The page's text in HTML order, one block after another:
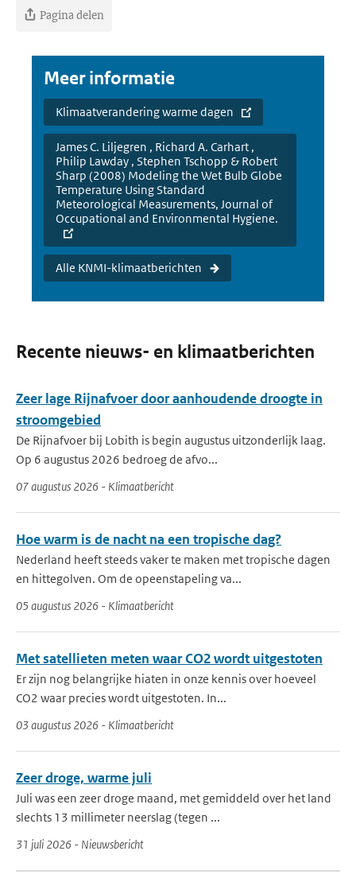
Pagina delen
Meer informatie
Klimaatverandering warme dagen
James C. Liljegren , Richard A. Carhart ,
Philip Lawday , Stephen Tschopp & Robert
Sharp (2008) Modeling the Wet Bulb Globe
Temperature Using Standard
Meteorological Measurements, Journal of
Occupational and Environmental Hygiene.
Alle KNMI-klimaatberichten
Recente nieuws- en klimaatberichten
Zeer lage Rijnafvoer door aanhoudende droogte in
stroomgebied
De Rijnafvoer bij Lobith is begin augustus uitzonderlijk laag.
Op 6 augustus 2026 bedroeg de afvo...
07 augustus 2026 - Klimaatbericht
Hoe warm is de nacht na een tropische dag?
Nederland heeft steeds vaker te maken met tropische dagen
en hittegolven. Om de opeenstapeling va...
05 augustus 2026 - Klimaatbericht
Met satellieten meten waar CO2 wordt uitgestoten
Er zijn nog belangrijke hiaten in onze kennis over hoeveel
CO2 waar precies wordt uitgestoten. In...
03 augustus 2026 - Klimaatbericht
Zeer droge, warme juli
Juli was een zeer droge maand, met gemiddeld over het land
slechts 13 millimeter neerslag (tegen ...
31 juli 2026 - Nieuwsbericht